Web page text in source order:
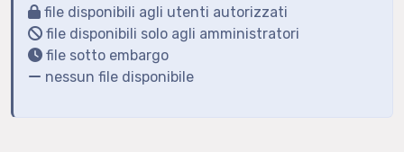
file disponibili agli utenti autorizzati
file disponibili solo agli amministratori
file sotto embargo
nessun file disponibile